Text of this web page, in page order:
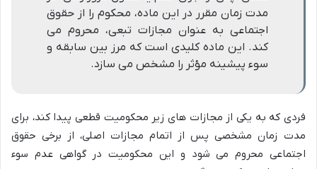
مدت زمان مقرر در این ماده، محکوم را از حقوق
اجتماعی به عنوان مجازات تبعی، محروم می
کند. این ماده کلیدی است که مرز بین سابقه و
سوء پیشینه مؤثر را مشخص می سازد.
فردی که به یکی از مجازات های زیر محکومیت قطعی پیدا کند، برای
مدت زمان مشخصی پس از اتمام مجازات اصلی، از برخی حقوق
اجتماعی محروم می شود و این محکومیت در گواهی عدم سوء